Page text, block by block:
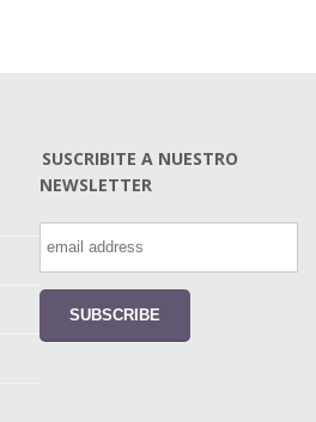
SUSCRIBITE A NUESTRO
NEWSLETTER